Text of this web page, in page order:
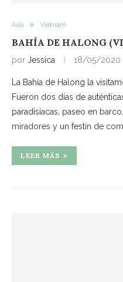
Asia Vietnam
BAHÍA DE HALONG
por Jessica 18/05/2020
La Bahía de Halong la
Fueron dos días de
paradisíacas, paseo en
miradores y un festín de
LEER MÁS